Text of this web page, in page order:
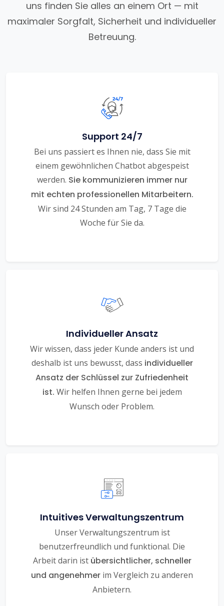
uns finden Sie alles an einem Ort — mit
maximaler Sorgfalt, Sicherheit und individueller
Betreuung.
Support 24/7
Bei uns passiert es Ihnen nie, dass Sie mit
einem gewöhnlichen Chatbot abgespeist
werden. Sie kommunizieren immer nur
mit echten professionellen Mitarbeitern.
Wir sind 24 Stunden am Tag, 7 Tage die
Woche für Sie da.
Individueller Ansatz
Wir wissen, dass jeder Kunde anders ist und
deshalb ist uns bewusst, dass individueller
Ansatz der Schlüssel zur Zufriedenheit
ist. Wir helfen Ihnen gerne bei jedem
Wunsch oder Problem.
Intuitives Verwaltungszentrum
Unser Verwaltungszentrum ist
benutzerfreundlich und funktional. Die
Arbeit darin ist übersichtlicher, schneller
und angenehmer im Vergleich zu anderen
Anbietern.